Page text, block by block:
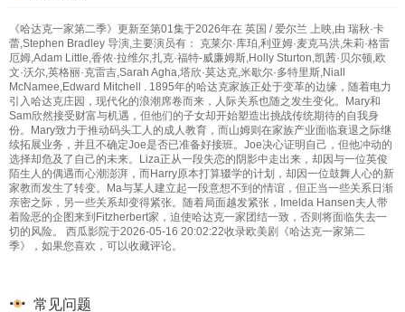
《哈达克一家第二季》更新至第01集于2026年在 英国 / 爱尔兰 上映,由 瑞秋·卡
蕾,Stephen Bradley 导演,主要演员有： 克莱尔·库珀,利亚姆·麦克马洪,朱莉·格雷
厄姆,Adam Little,香侬·拉维尔,扎克·福特-威廉姆斯,Holly Sturton,凯茜·贝尔顿,欧
文·沃尔,英格丽·克雷吉,Sarah Agha,塔欣·莫达克,米歇尔·多特里斯,Niall
McNamee,Edward Mitchell . 1895年的哈达克家族正处于变革的边缘，随着电力
引入哈达克庄园，现代化的浪潮席卷而来，人际关系也随之发生变化。Mary和
Sam欣然接受财富与机遇，但他们的子女却开始塑造出挑战传统期待的自我身
份。Mary致力于推动码头工人的成人教育，而山姆则在家族产业面临衰退之际继
续拓展业务，并且不确定Joe是否已准备好接班。Joe决心证明自己，但他冲动的
选择却危及了自己的未来。Liza正从一段失恋的阴影中走出来，却因与一位英俊
陌生人的偶遇而心潮澎湃，而Harry原本打算辍学的计划，却因一位鼓舞人心的新
家教而发生了转变。Ma与某人建立起一段意想不到的情谊，但正当一些关系日渐
亲密之际，另一些关系却变得紧张。随着局面越发紧张，Imelda Hansen夫人带
着险恶的企图来到Fitzherbert家，迫使哈达克一家团结一致，否则将面临失去一
切的风险。 西瓜影院于2026-05-16 20:02:22收录欧美剧《哈达克一家第二
季》，如果您喜欢，可以收藏评论。
常见问题